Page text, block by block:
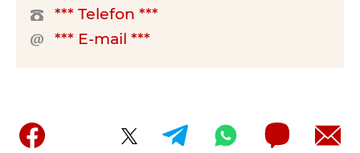
*** Telefon ***
*** E-mail ***